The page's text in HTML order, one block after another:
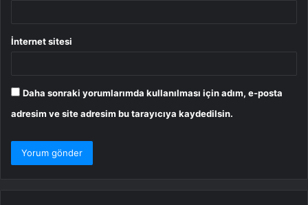
İnternet sitesi
Daha sonraki yorumlarımda kullanılması için adım, e-posta
adresim ve site adresim bu tarayıcıya kaydedilsin.